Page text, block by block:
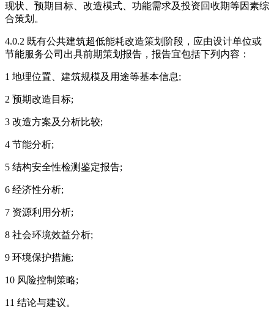
现状、预期目标、改造模式、功能需求及投资回收期等因素综
合策划。
4.0.2 既有公共建筑超低能耗改造策划阶段，应由设计单位或
节能服务公司出具前期策划报告，报告宜包括下列内容：
1 地理位置、建筑规模及用途等基本信息;
2 预期改造目标;
3 改造方案及分析比较;
4 节能分析;
5 结构安全性检测鉴定报告;
6 经济性分析;
7 资源利用分析;
8 社会环境效益分析;
9 环境保护措施;
10 风险控制策略;
11 结论与建议。